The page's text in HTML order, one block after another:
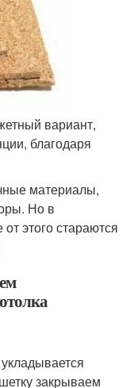
вариант,
благодаря
материалы,
Но в
этого стараются
закрываем